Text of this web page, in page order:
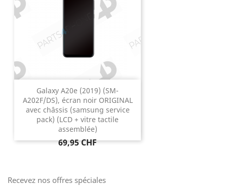
Galaxy A20e (2019) (SM-
A202F/DS), écran noir ORIGINAL
avec châssis (samsung service
pack) (LCD + vitre tactile
assemblée)
Prix
69,95 CHF
Recevez nos offres spéciales